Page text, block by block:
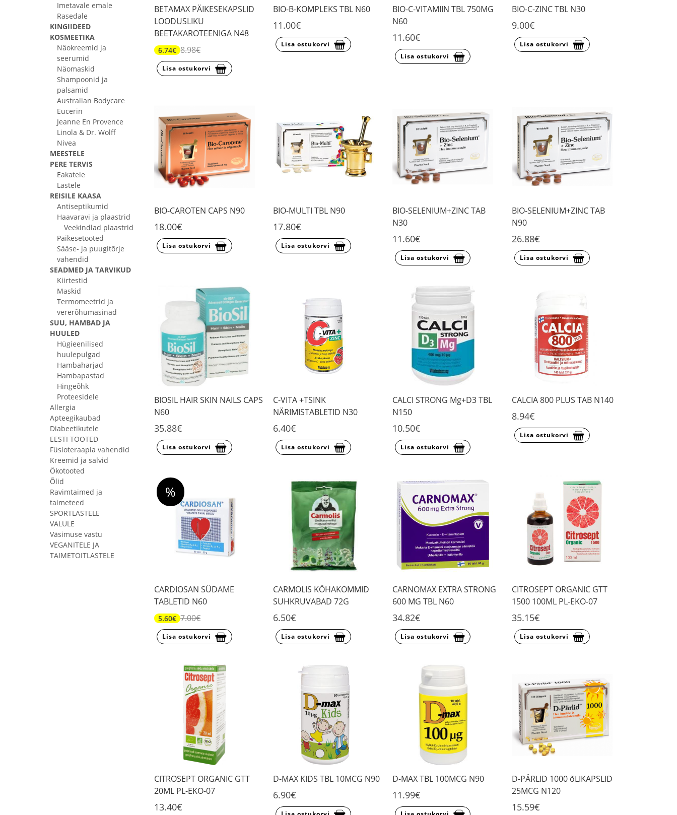
Imetavale emale
Rasedale
KINGIIDEED
KOSMEETIKA
Näokreemid ja
seerumid
Näomaskid
Shampoonid ja
palsamid
Australian Bodycare
Eucerin
Jeanne En Provence
Linola & Dr. Wolff
Nivea
MEESTELE
PERE TERVIS
Eakatele
Lastele
REISILE KAASA
Antiseptikumid
Haavaravi ja plaastrid
Veekindlad plaastrid
Päikesetooted
Sääse- ja puugitõrje
vahendid
SEADMED JA TARVIKUD
Kiirtestid
Maskid
Termomeetrid ja
vererõhumasinad
SUU, HAMBAD JA
HUULED
Hügieenilised
huulepulgad
Hambaharjad
Hambapastad
Hingeõhk
Proteesidele
Allergia
Apteegikaubad
Diabeetikutele
EESTI TOOTED
Füsioteraapia vahendid
Kreemid ja salvid
Ökotooted
Õlid
Ravimtaimed ja
taimeteed
SPORTLASTELE
VALULE
Väsimuse vastu
VEGANITELE JA
TAIMETOITLASTELE
BETAMAX PÄIKESEKAPSLID
LOODUSLIKU
BEETAKAROTEENIGA N48
6.74€ 8.98€
Lisa ostukorvi
BIO-B-KOMPLEKS TBL N60
11.00€
Lisa ostukorvi
BIO-C-VITAMIIN TBL 750MG
N60
11.60€
Lisa ostukorvi
BIO-C-ZINC TBL N30
9.00€
Lisa ostukorvi
BIO-CAROTEN CAPS N90
18.00€
Lisa ostukorvi
BIO-MULTI TBL N90
17.80€
Lisa ostukorvi
BIO-SELENIUM+ZINC TAB
N30
11.60€
Lisa ostukorvi
BIO-SELENIUM+ZINC TAB
N90
26.88€
Lisa ostukorvi
BIOSIL HAIR SKIN NAILS CAPS
N60
35.88€
Lisa ostukorvi
C-VITA +TSINK
NÄRIMISTABLETID N30
6.40€
Lisa ostukorvi
CALCI STRONG Mg+D3 TBL
N150
10.50€
Lisa ostukorvi
CALCIA 800 PLUS TAB N140
8.94€
Lisa ostukorvi
%
CARDIOSAN SÜDAME
TABLETID N60
5.60€ 7.00€
Lisa ostukorvi
CARMOLIS KÖHAKOMMID
SUHKRUVABAD 72G
6.50€
Lisa ostukorvi
CARNOMAX EXTRA STRONG
600 MG TBL N60
34.82€
Lisa ostukorvi
CITROSEPT ORGANIC GTT
1500 100ML PL-EKO-07
35.15€
Lisa ostukorvi
CITROSEPT ORGANIC GTT
20ML PL-EKO-07
13.40€
D-MAX KIDS TBL 10MCG N90
6.90€
D-MAX TBL 100MCG N90
11.99€
D-PÄRLID 1000 õLIKAPSLID
25MCG N120
15.59€